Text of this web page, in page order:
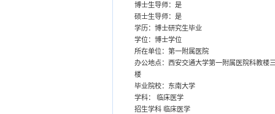
博士生导师：是
硕士生导师：是
学历：博士研究生毕业
学位：博士学位
所在单位：第一附属医院
办公地点：西安交通大学第一附属医院科教楼
楼
毕业院校：东南大学
学科： 临床医学
招生学科 临床医学